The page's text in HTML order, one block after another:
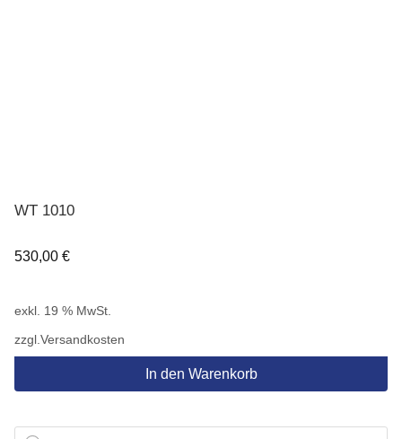
WT 1010
530,00 €
exkl. 19 % MwSt.
zzgl. Versandkosten
In den Warenkorb
Products